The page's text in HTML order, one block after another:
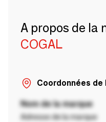
A propos de la
COGAL
Coordonnées de
Nom de la marque
Adresse de la marque